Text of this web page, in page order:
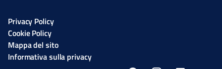
Privacy Policy
Cookie Policy
Mappa del sito
Informativa sulla privacy